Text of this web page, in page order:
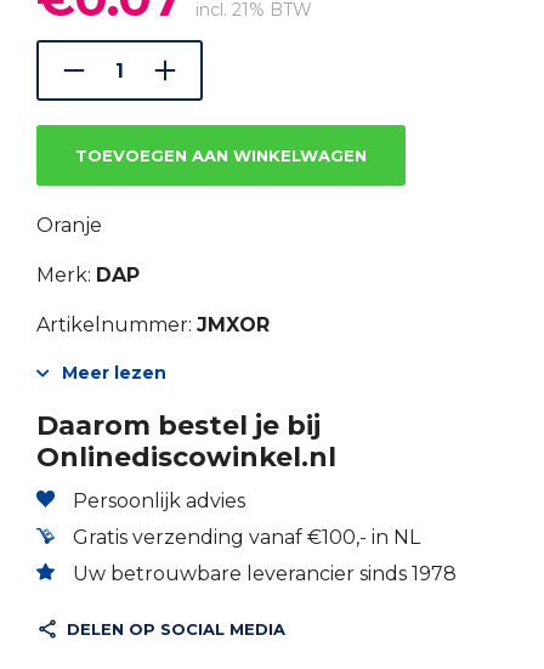
prijs
was:
€0.10.
prijs
is:
incl. 21% BTW
TOEVOEGEN AAN WINKELWAGEN
Oranje
Merk: DAP
Artikelnummer: JMXOR
Meer lezen
Daarom bestel je bij
Onlinediscowinkel.nl
Persoonlijk advies
Gratis verzending vanaf €100,- in NL
Uw betrouwbare leverancier sinds 1978
DELEN OP SOCIAL MEDIA